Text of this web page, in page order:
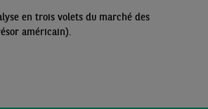
en trois volets du marché des
américain).